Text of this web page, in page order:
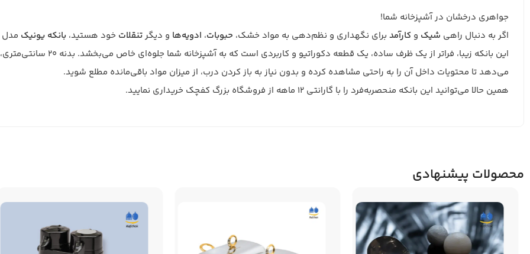
جواهری درخشان در آشپزخانه شما!
اگر به دنبال راهی شیک و کارآمد برای نگهداری و نظم‌دهی به مواد خشک، حبوبات، ادویه‌ها و دیگرتنقلات خود هستید، بانکه یونیک مدل 1746 پاسخی است به تمام این نیازها!
این بانکه زیبا، فراتر از یک ظرف
می‌دهد تا محتویات داخل آن را به راحتی مشاهده کرده و بدون نیاز به باز کردن درب، از میزان مواد باقی‌مانده مطلع شوید.
همین حالا می‌توانید این بانکه منحصربه‌فرد را با گارانتی 12 ماهه از فروشگاه بزرگ کفچک خریداری نمایید.
محصولات پیشنهادی